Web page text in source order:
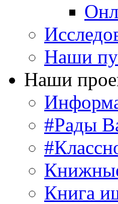
Наши
Наши
#Рады
Книга